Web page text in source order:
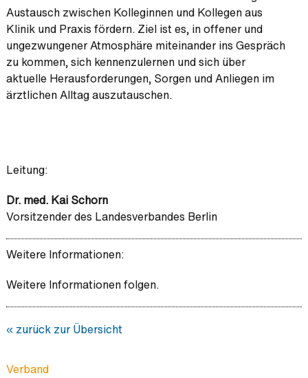
Austausch zwischen Kolleginnen und Kollegen aus
Klinik und Praxis fördern. Ziel ist es, in offener und
ungezwungener Atmosphäre miteinander ins Gespräch
zu kommen, sich kennenzulernen und sich über
aktuelle Herausforderungen, Sorgen und Anliegen im
ärztlichen Alltag auszutauschen.
Leitung:
Dr. med. Kai Schorn
Vorsitzender des Landesverbandes Berlin
Weitere Informationen:
Weitere Informationen folgen.
« zurück zur Übersicht
Verband